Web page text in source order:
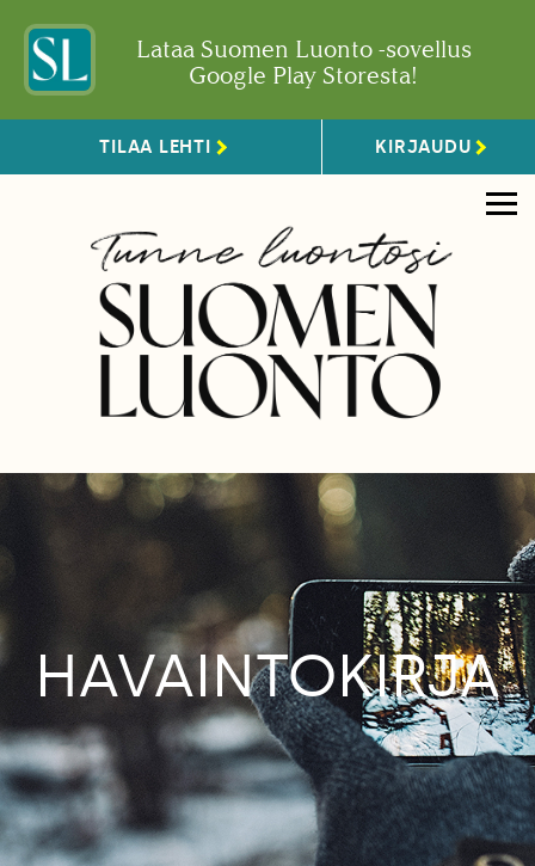
Lataa Suomen Luonto -sovellus
Google Play Storesta!
TILAA LEHTI KIRJAUDU
HAVAINTOKIRJA